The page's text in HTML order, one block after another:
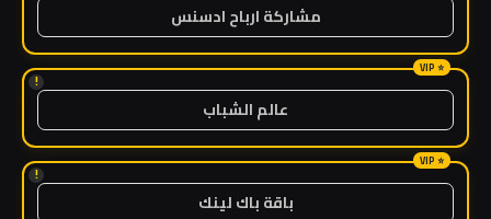
مشاركة ارباح ادسنس
!
عالم الشباب
!
باقة باك لينك